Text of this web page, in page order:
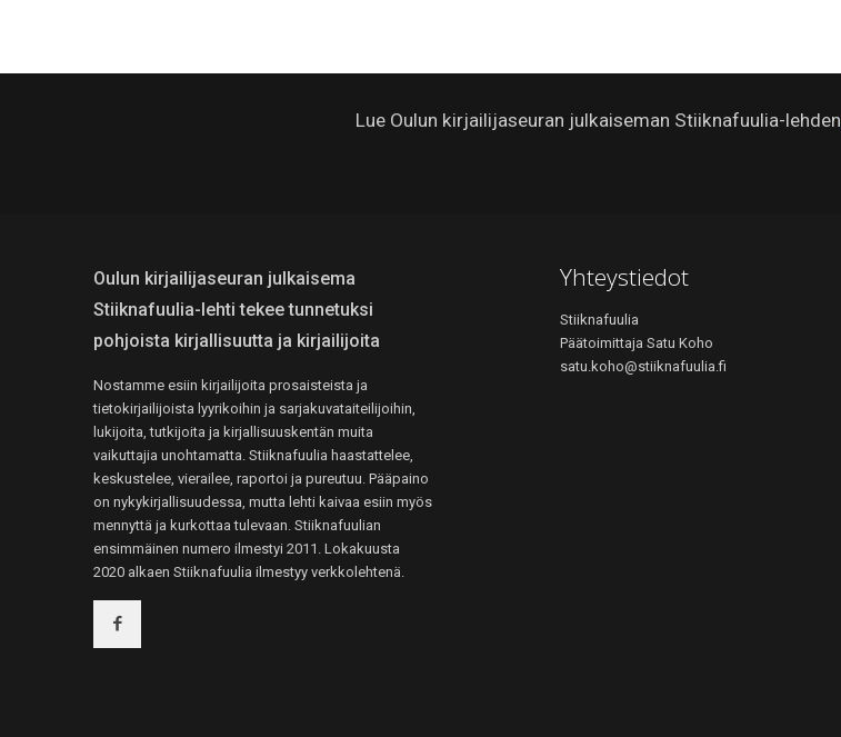
Lue Oulun kirjailijaseuran julkaiseman Stiiknafuulia-lehden
Oulun kirjailijaseuran julkaisema
Stiiknafuulia-lehti tekee tunnetuksi
pohjoista kirjallisuutta ja kirjailijoita
Nostamme esiin kirjailijoita prosaisteista ja
tietokirjailijoista lyyrikoihin ja sarjakuvataiteilijoihin,
lukijoita, tutkijoita ja kirjallisuuskentän muita
vaikuttajia unohtamatta. Stiiknafuulia haastattelee,
keskustelee, vierailee, raportoi ja pureutuu. Pääpaino
on nykykirjallisuudessa, mutta lehti kaivaa esiin myös
mennyttä ja kurkottaa tulevaan. Stiiknafuulian
ensimmäinen numero ilmestyi 2011. Lokakuusta
2020 alkaen Stiiknafuulia ilmestyy verkkolehtenä.
Yhteystiedot
Stiiknafuulia
Päätoimittaja Satu Koho
satu.koho@stiiknafuulia.fi